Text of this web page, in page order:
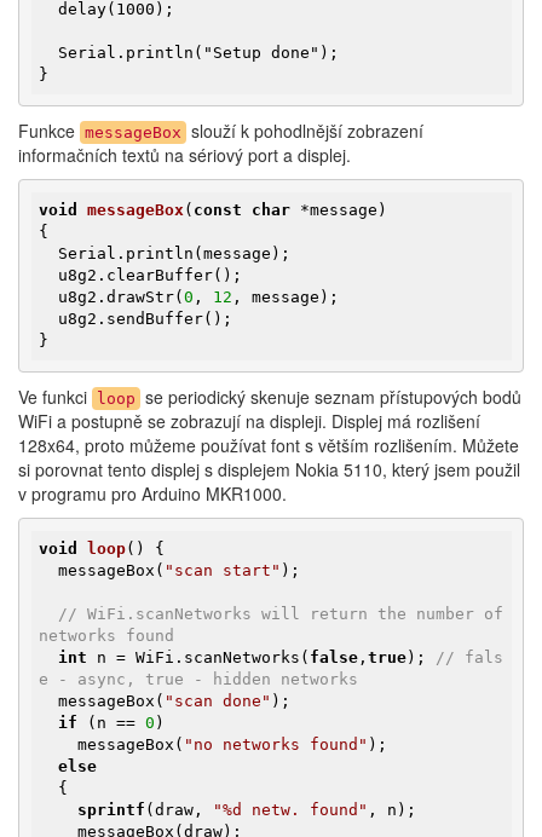
}
Funkce messageBox slouží k pohodlnější zobrazení
informačních textů na sériový port a displej.
void messageBox( const char *message)
{
  u8g2.drawStr(
0 , 12 , message);
}
Ve funkci loop se periodický skenuje seznam přístupových bodů
WiFi a postupně se zobrazují na displeji. Displej má rozlišení
128x64, proto můžeme používat font s větším rozlišením. Můžete
si porovnat tento displej s displejem Nokia 5110, který jsem použil
v programu pro Arduino MKR1000.
void loop()
{
  messageBox(
"scan start" );
// WiFi.scanNetworks will return the number of
networks found
int n = WiFi.scanNetworks( false , true); // fals
e - async, true - hidden networks
  messageBox(
"scan done" );
if (n == 0 )
    messageBox(
"no networks found" );
else
sprintf (draw, "%d netw. found" , n);